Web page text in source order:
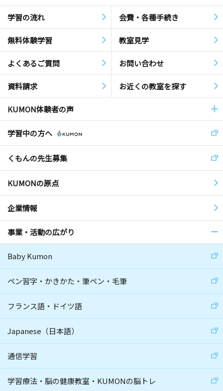
学習の流れ 会費・各種手続き
無料体験学習 教室見学
よくあるご質問 お問い合わせ
資料請求 お近くの教室を探す
KUMON体験者の声
学習中の方へ
くもんの先生募集
KUMONの原点
企業情報
事業・活動の広がり
Baby Kumon
ペン習字・かきかた・筆ペン・毛筆
フランス語・ドイツ語
Japanese（日本語）
通信学習
学習療法・脳の健康教室・KUMONの脳トレ